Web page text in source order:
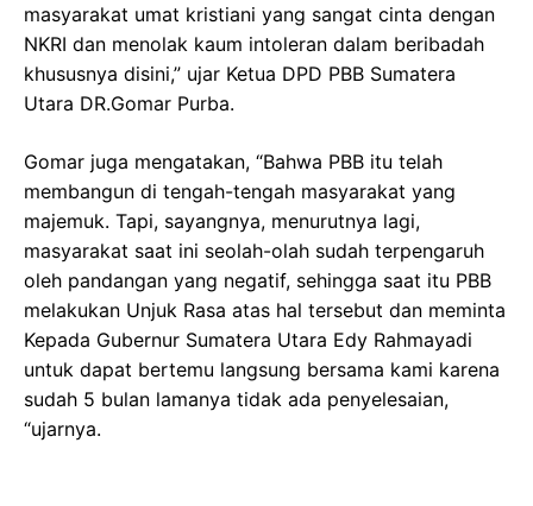
masyarakat umat kristiani yang sangat cinta dengan
NKRI dan menolak kaum intoleran dalam beribadah
khususnya disini,” ujar Ketua DPD PBB Sumatera
Utara DR.Gomar Purba.
Gomar juga mengatakan, “Bahwa PBB itu telah
membangun di tengah-tengah masyarakat yang
majemuk. Tapi, sayangnya, menurutnya lagi,
masyarakat saat ini seolah-olah sudah terpengaruh
oleh pandangan yang negatif, sehingga saat itu PBB
melakukan Unjuk Rasa atas hal tersebut dan meminta
Kepada Gubernur Sumatera Utara Edy Rahmayadi
untuk dapat bertemu langsung bersama kami karena
sudah 5 bulan lamanya tidak ada penyelesaian,
“ujarnya.